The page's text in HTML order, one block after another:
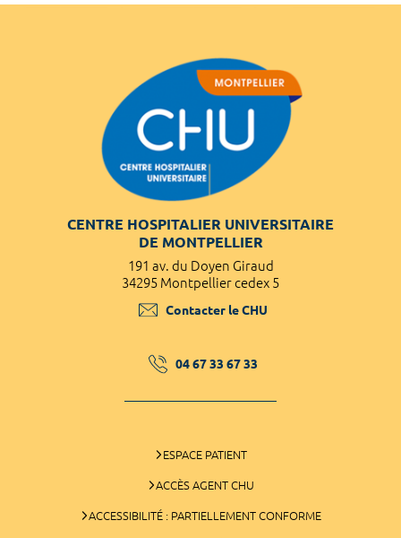
CENTRE HOSPITALIER UNIVERSITAIRE
DE MONTPELLIER
191 av. du Doyen Giraud
34295 Montpellier cedex 5
Contacter le CHU
04 67 33 67 33
ESPACE PATIENT
ACCÈS AGENT CHU
ACCESSIBILITÉ : PARTIELLEMENT CONFORME